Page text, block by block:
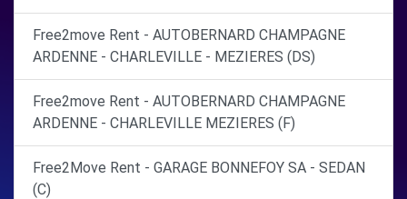
Free2move Rent - AUTOBERNARD CHAMPAGNE
ARDENNE - CHARLEVILLE - MEZIERES (DS)
Free2move Rent - AUTOBERNARD CHAMPAGNE
ARDENNE - CHARLEVILLE MEZIERES (F)
Free2Move Rent - GARAGE BONNEFOY SA - SEDAN
(C)